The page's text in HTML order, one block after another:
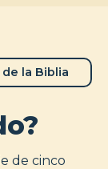
la Biblia
de cinco